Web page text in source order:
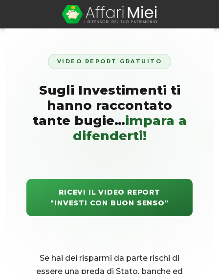
VIDEO REPORT GRATUITO
Sugli Investimenti ti
hanno raccontato
tante bugie…impara a
difenderti!
RICEVI IL VIDEO REPORT
"INVESTI CON BUON SENSO"
Se hai dei risparmi da parte rischi di
essere una preda di Stato, banche ed